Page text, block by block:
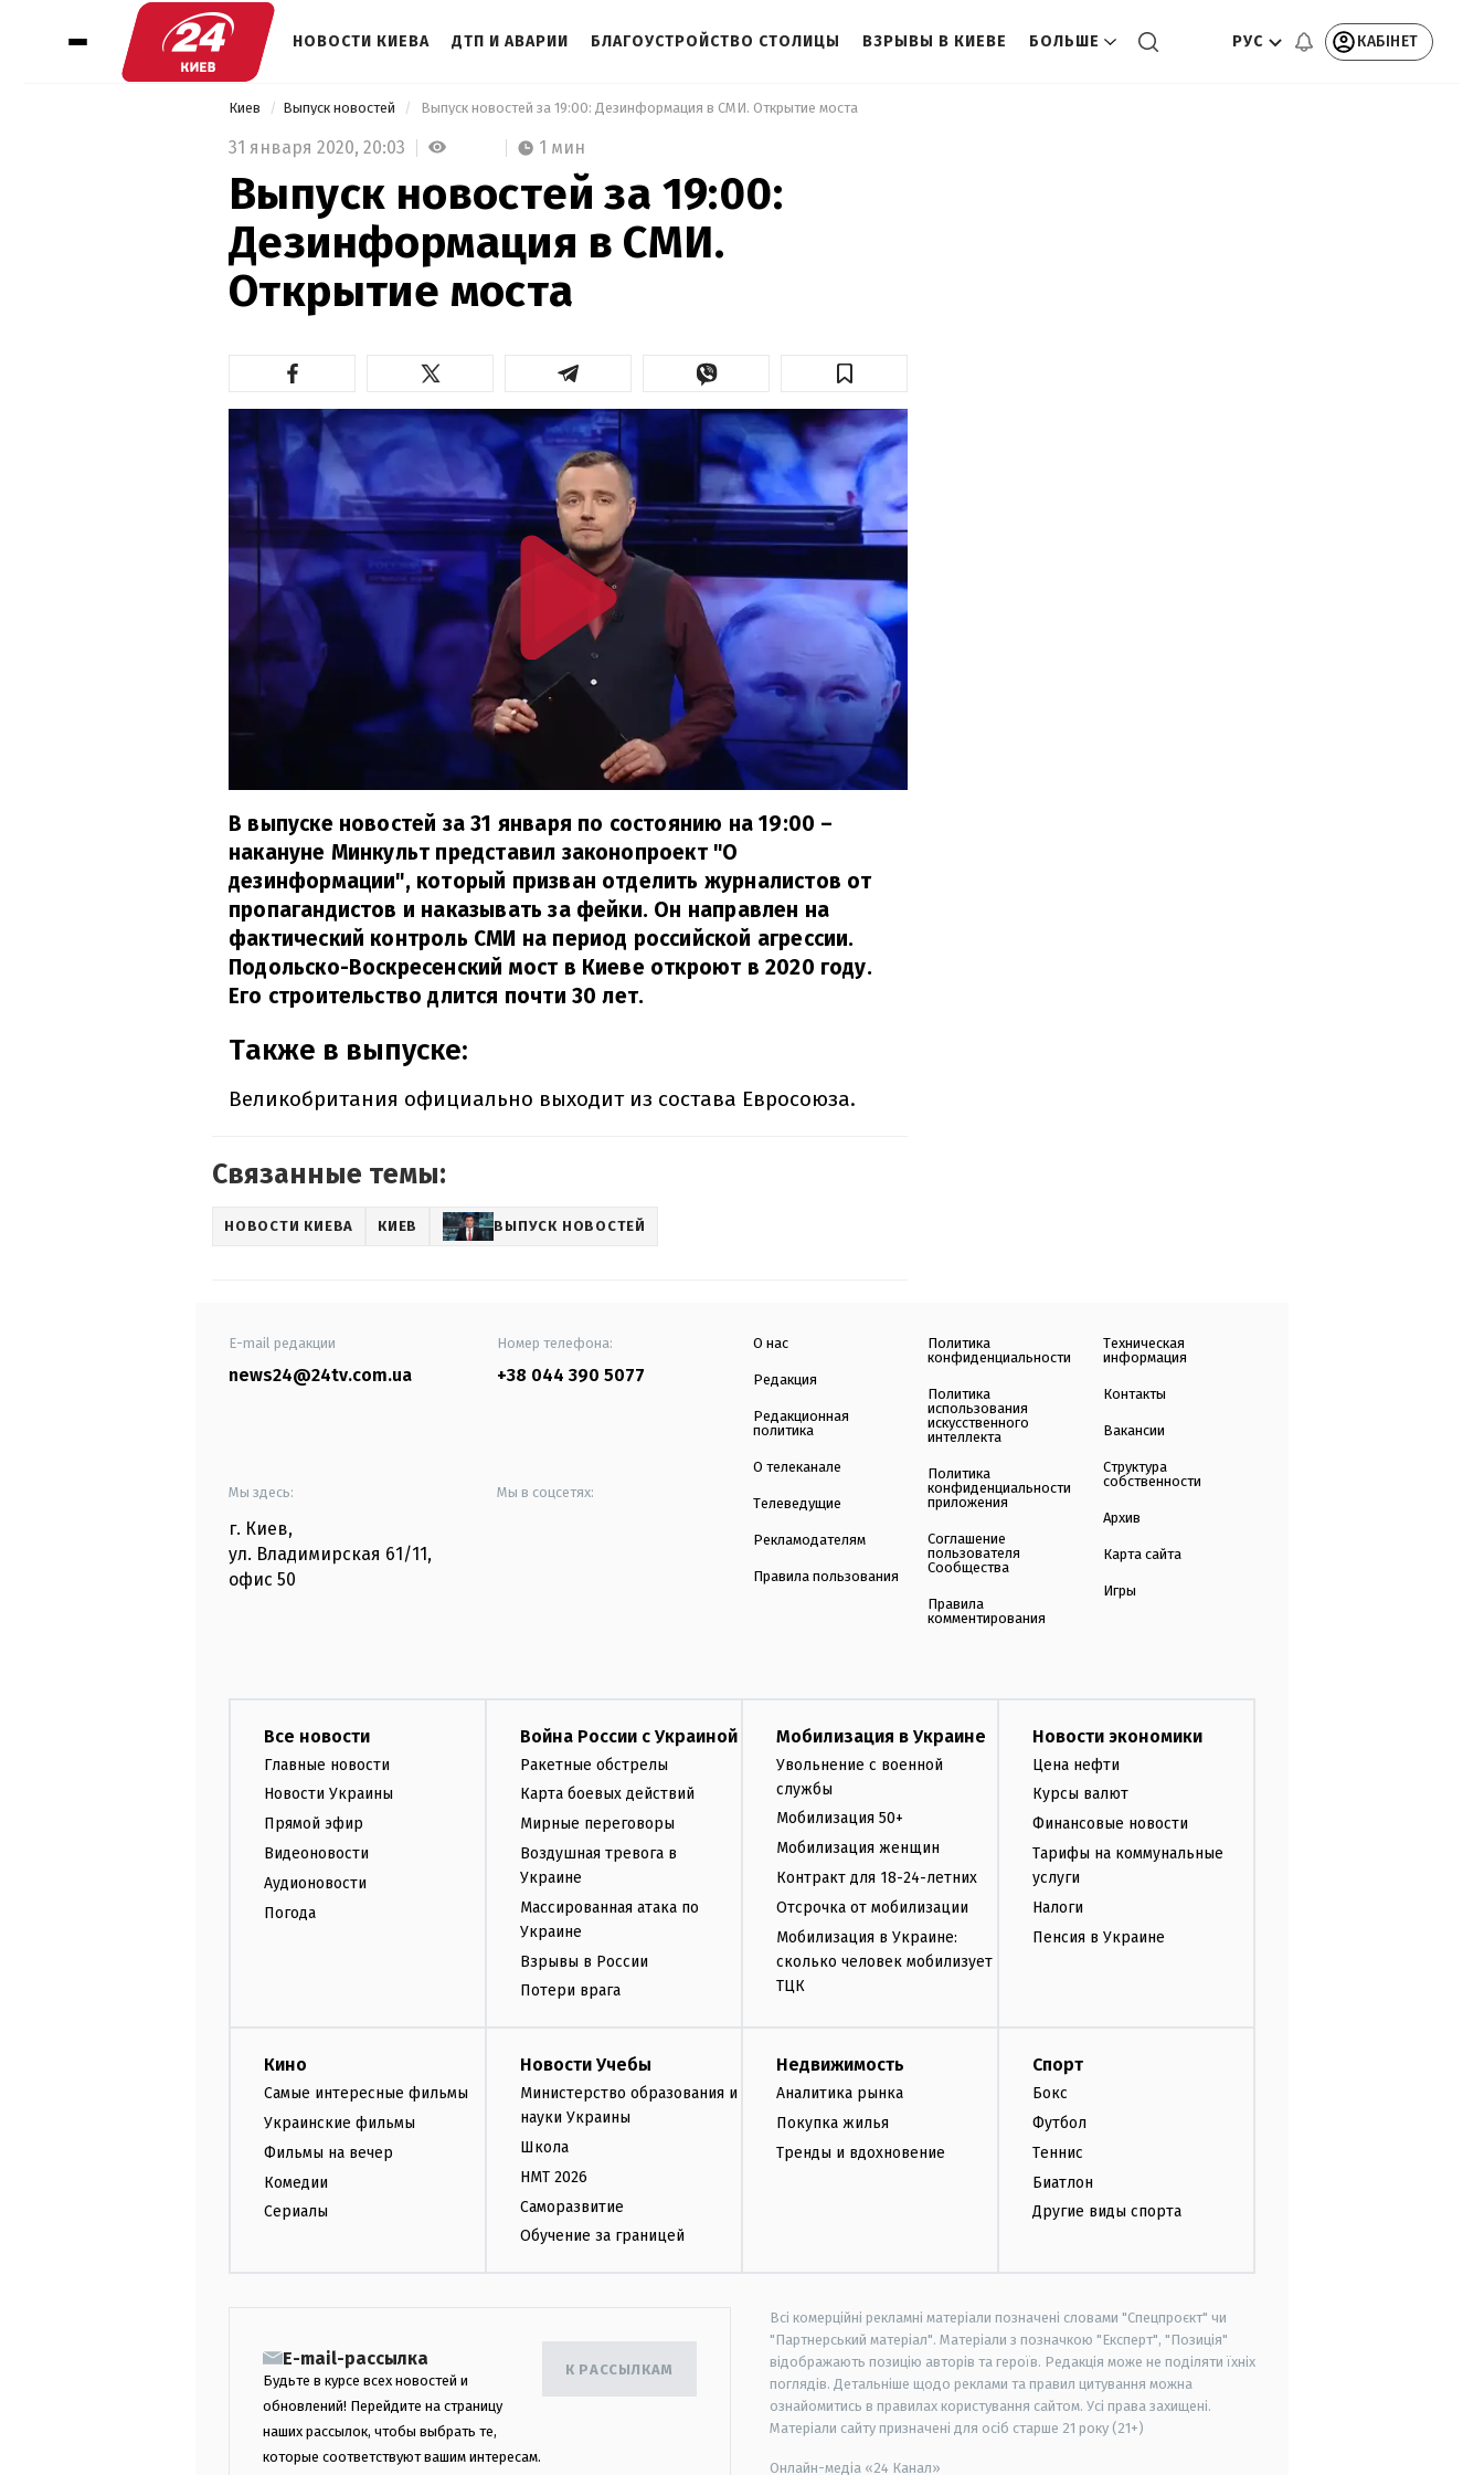
НОВОСТИ КИЕВА ДТП И АВАРИИ БЛАГОУСТРОЙСТВО СТОЛИЦЫ ВЗРЫВЫ В КИЕВЕ БОЛЬШЕ РУС КАБІНЕТ
Киев Выпуск новостей Выпуск новостей за 19:00: Дезинформация в СМИ. Открытие моста
31 января 2020, 20:03 1 мин
Выпуск новостей за 19:00:
Дезинформация в СМИ.
Открытие моста
В выпуске новостей за 31 января по состоянию на 19:00 –
накануне Минкульт представил законопроект "О
дезинформации", который призван отделить журналистов от
пропагандистов и наказывать за фейки. Он направлен на
фактический контроль СМИ на период российской агрессии.
Подольско-Воскресенский мост в Киеве откроют в 2020 году.
Его строительство длится почти 30 лет.
Также в выпуске:
Великобритания официально выходит из состава Евросоюза.
Связанные темы:
НОВОСТИ КИЕВА КИЕВ ВЫПУСК НОВОСТЕЙ
E-mail редакции
news24@24tv.com.ua
Номер телефона:
+38 044 390 5077
Мы здесь:
г. Киев,
ул. Владимирская 61/11,
офис 50
Мы в соцсетях:
О нас
Редакция
Редакционная
политика
О телеканале
Телеведущие
Рекламодателям
Правила пользования
Политика
конфиденциальности
Политика
использования
искусственного
интеллекта
Политика
конфиденциальности
приложения
Соглашение
пользователя
Сообщества
Правила
комментирования
Техническая
информация
Контакты
Вакансии
Структура
собственности
Архив
Карта сайта
Игры
Все новости
Главные новости
Новости Украины
Прямой эфир
Видеоновости
Аудионовости
Погода
Война России с Украиной
Ракетные обстрелы
Карта боевых действий
Мирные переговоры
Воздушная тревога в
Украине
Массированная атака по
Украине
Взрывы в России
Потери врага
Мобилизация в Украине
Увольнение с военной
службы
Мобилизация 50+
Мобилизация женщин
Контракт для 18-24-летних
Отсрочка от мобилизации
Мобилизация в Украине:
сколько человек мобилизует
ТЦК
Новости экономики
Цена нефти
Курсы валют
Финансовые новости
Тарифы на коммунальные
услуги
Налоги
Пенсия в Украине
Кино
Самые интересные фильмы
Украинские фильмы
Фильмы на вечер
Комедии
Сериалы
Новости Учебы
Министерство образования и
науки Украины
Школа
НМТ 2026
Саморазвитие
Обучение за границей
Недвижимость
Аналитика рынка
Покупка жилья
Тренды и вдохновение
Спорт
Бокс
Футбол
Теннис
Биатлон
Другие виды спорта
E-mail-рассылка
Будьте в курсе всех новостей и
обновлений! Перейдите на страницу
наших рассылок, чтобы выбрать те,
которые соответствуют вашим интересам.
К РАССЫЛКАМ
Всі комерційні рекламні матеріали позначені словами "Спецпроєкт" чи
"Партнерський матеріал". Матеріали з позначкою "Експерт", "Позиція"
відображають позицію авторів та героїв. Редакція може не поділяти їхніх
поглядів. Детальніше щодо реклами та правил цитування можна
ознайомитись в правилах користування сайтом. Усі права захищені.
Матеріали сайту призначені для осіб старше 21 року (21+)
Онлайн-медіа «24 Канал»